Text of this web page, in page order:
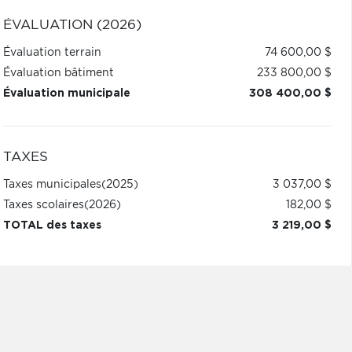
ÉVALUATION (2026)
Évaluation terrain
74 600,00 $
Évaluation bâtiment
233 800,00 $
Évaluation municipale
308 400,00 $
TAXES
Taxes municipales(2025)
3 037,00 $
Taxes scolaires(2026)
182,00 $
TOTAL des taxes
3 219,00 $